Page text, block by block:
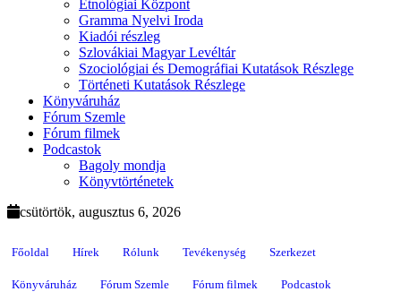
Etnológiai Központ
Gramma Nyelvi Iroda
Kiadói részleg
Szlovákiai Magyar Levéltár
Szociológiai és Demográfiai Kutatások Részlege
Történeti Kutatások Részlege
Könyváruház
Fórum Szemle
Fórum filmek
Podcastok
Bagoly mondja
Könyvtörténetek
csütörtök, augusztus 6, 2026
Főoldal Hírek Rólunk Tevékenység Szerkezet
Könyváruház Fórum Szemle Fórum filmek Podcastok